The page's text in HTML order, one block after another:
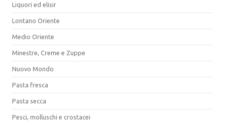
Liquori ed elisir
Lontano Oriente
Medio Oriente
Minestre, Creme e Zuppe
Nuovo Mondo
Pasta fresca
Pasta secca
Pesci, molluschi e crostacei